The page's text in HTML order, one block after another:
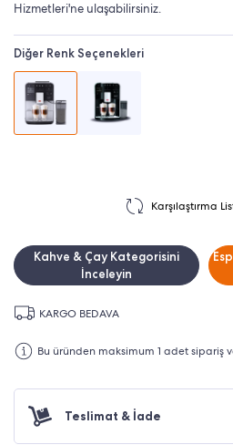
Hizmetleri'ne ulaşabilirsiniz.
Diğer Renk Seçenekleri
Karşılaştırma
Kahve & Çay Kategorisini
İnceleyin
KARGO BEDAVA
Bu üründen maksimum 1 adet sipariş
Teslimat & İade